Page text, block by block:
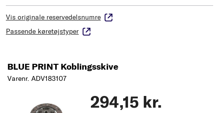
Vis originale reservedelsnumre
Passende køretøjstyper
BLUE PRINT Koblingsskive
Varenr. ADV183107
294,15 kr.